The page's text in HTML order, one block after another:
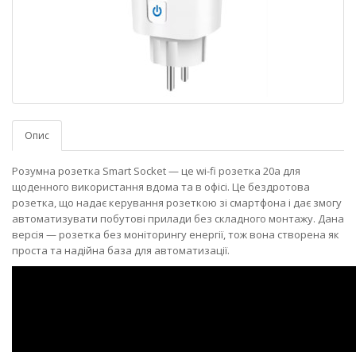
Опис
Розумна розетка Smart Socket — це wi-fi розетка 20a для
щоденного використання вдома та в офісі. Це бездротова
розетка, що надає керування розеткою зі смартфона і дає змогу
автоматизувати побутові прилади без складного монтажу. Дана
версія — розетка без моніторингу енергії, тож вона створена як
проста та надійна база для автоматизації.